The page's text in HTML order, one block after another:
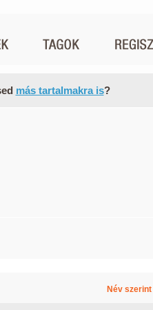
más tartalmakra is?
Név szerint